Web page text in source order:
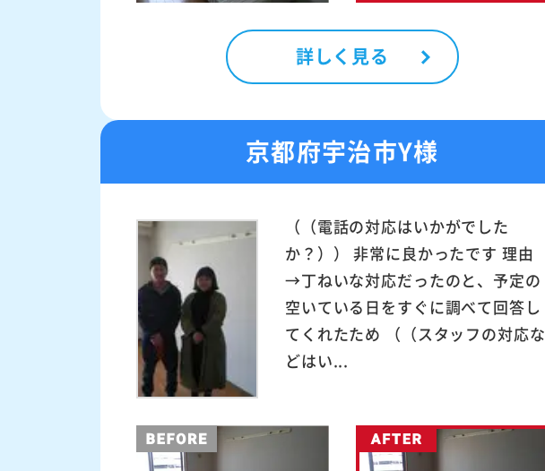
詳しく見る
京都府宇治市Y様
（（電話の対応はいかがでした
か？）） 非常に良かったです 理由
→丁ねいな対応だったのと、予定の
空いている日をすぐに調べて回答し
てくれたため （（スタッフの対応な
どはい...